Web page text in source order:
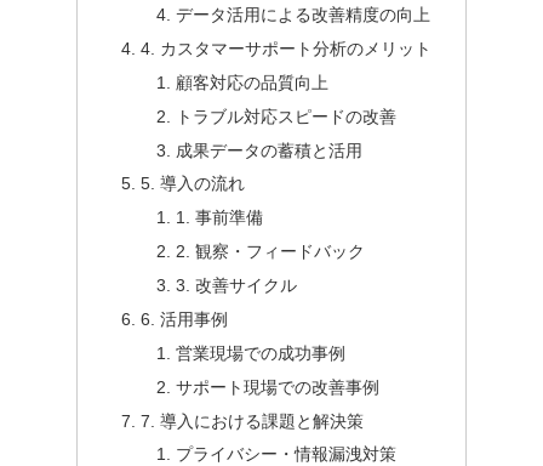
データ活用による改善精度の向上
4. カスタマーサポート分析のメリット
顧客対応の品質向上
トラブル対応スピードの改善
成果データの蓄積と活用
5. 導入の流れ
1. 事前準備
2. 観察・フィードバック
3. 改善サイクル
6. 活用事例
営業現場での成功事例
サポート現場での改善事例
7. 導入における課題と解決策
プライバシー・情報漏洩対策